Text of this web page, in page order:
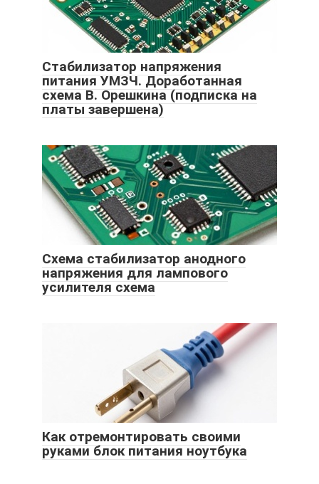
Стабилизатор напряжения
питания УМЗЧ. Доработанная
схема В. Орешкина (подписка на
платы завершена)
Схема стабилизатор анодного
напряжения для лампового
усилителя схема
Как отремонтировать своими
руками блок питания ноутбука